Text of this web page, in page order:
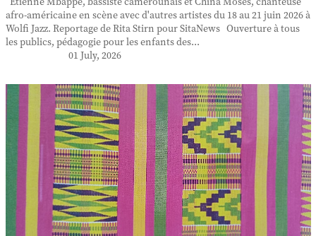
afro-américaine en scène avec d'autres artistes du 18 au 21 juin 2026 à
Wolfi Jazz. Reportage de Rita Stirn pour SitaNews Ouverture à tous
les publics, pédagogie pour les enfants des...
01 July, 2026